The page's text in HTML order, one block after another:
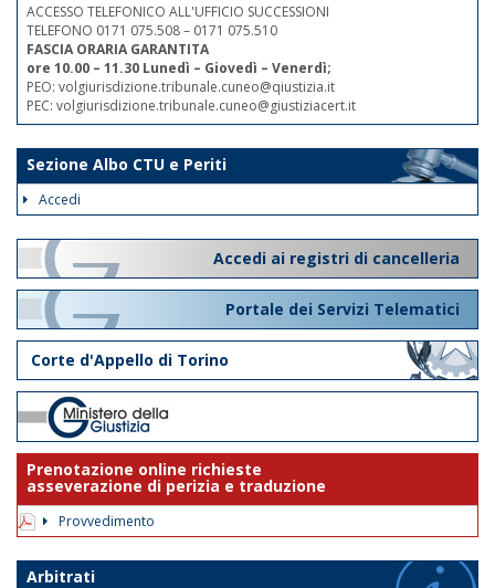
ACCESSO TELEFONICO ALL'UFFICIO SUCCESSIONI
TELEFONO 0171 075.508 – 0171 075.510
FASCIA ORARIA GARANTITA
ore 10.00 – 11.30 Lunedì – Giovedì – Venerdì;
PEO: volgiurisdizione.tribunale.cuneo@qiustizia.it
PEC: volgiurisdizione.tribunale.cuneo@giustiziacert.it
Sezione Albo CTU e Periti
Accedi
Accedi ai registri di cancelleria
Portale dei Servizi Telematici
Corte d'Appello di Torino
Prenotazione online richieste
asseverazione di perizia e traduzione
Provvedimento
Arbitrati